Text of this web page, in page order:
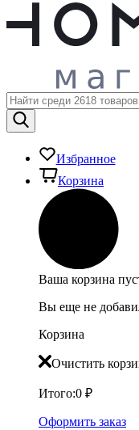
Избранное
Корзина
Ваша корзина
Вы еще не
Корзина
Очистить
Итого:0 ₽
Оформить заказ